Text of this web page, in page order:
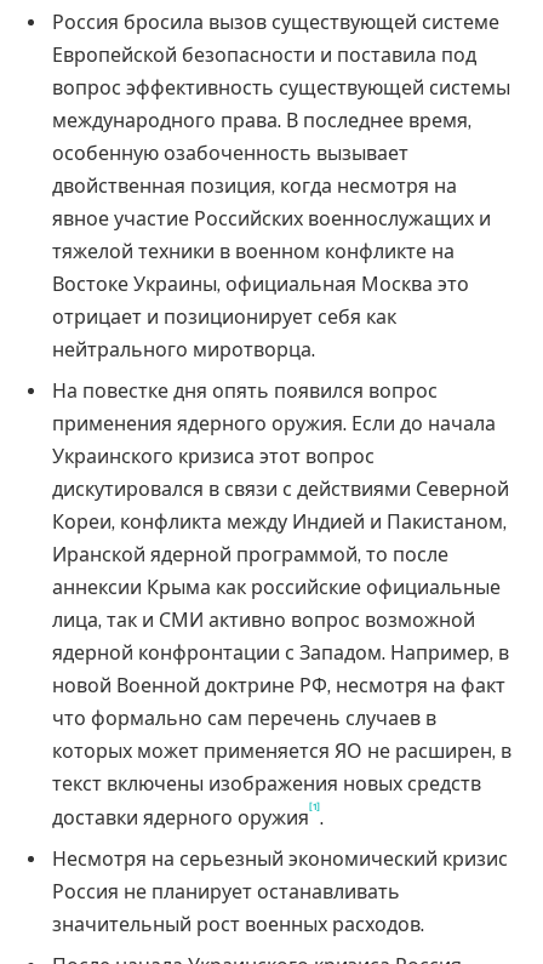
Россия бросила вызов существующей системе
Европейской безопасности и поставила под
вопрос эффективность существующей системы
международного права. В последнее время,
особенную озабоченность вызывает
двойственная позиция, когда несмотря на
явное участие Российских военнослужащих и
тяжелой техники в военном конфликте на
Востоке Украины, официальная Москва это
отрицает и позиционирует себя как
нейтрального миротворца.
На повестке дня опять появился вопрос
применения ядерного оружия. Если до начала
Украинского кризиса этот вопрос
дискутировался в связи с действиями Северной
Кореи, конфликта между Индией и Пакистаном,
Иранской ядерной программой, то после
аннексии Крыма как российские официальные
лица, так и СМИ активно вопрос возможной
ядерной конфронтации с Западом. Например, в
новой Военной доктрине РФ, несмотря на факт
что формально сам перечень случаев в
которых может применяется ЯО не расширен, в
текст включены изображения новых средств
доставки ядерного оружия [1] .
Несмотря на серьезный экономический кризис
Россия не планирует останавливать
значительный рост военных расходов.